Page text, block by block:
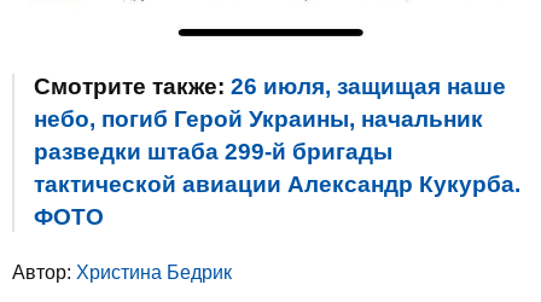
Смотрите также: 26 июля, защищая наше
небо, погиб Герой Украины, начальник
разведки штаба 299-й бригады
тактической авиации Александр Кукурба.
ФОТО
Автор: Христина Бедрик